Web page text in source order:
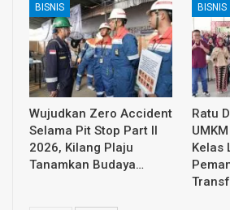
BISNIS
Wujudkan Zero Accident
Selama Pit Stop Part II
2026, Kilang Plaju
Tanamkan Budaya…
BISNIS
Ratu
Kelas